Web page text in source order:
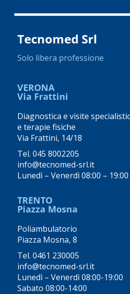
Tecnomed Srl
Solo libera professione
VERONA
Via Frattini
Diagnostica e visite
e terapie fisiche
Via Frattini, 14/18
Tel. 045 8002205
info@tecnomed-srl.it
Lunedì – Venerdì 08:00 – 19:00
TRENTO
Piazza Mosna
Poliambulatorio
Piazza Mosna, 8
Tel. 0461 230005
info@tecnomed-srl.it
Lunedì – Venerdì 08:00-19:00
Sabato 08:00-14:00